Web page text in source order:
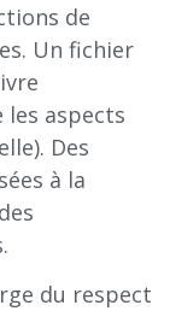
de
Un fichier
les aspects
Des
à la
du respect